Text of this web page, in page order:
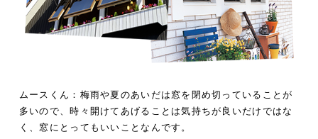
ムースくん：梅雨や夏のあいだは窓を閉め切っていることが
多いので、時々開けてあげることは気持ちが良いだけではな
く、窓にとってもいいことなんです。